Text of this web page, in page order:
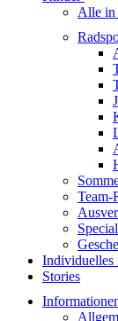
Stories
Kalas